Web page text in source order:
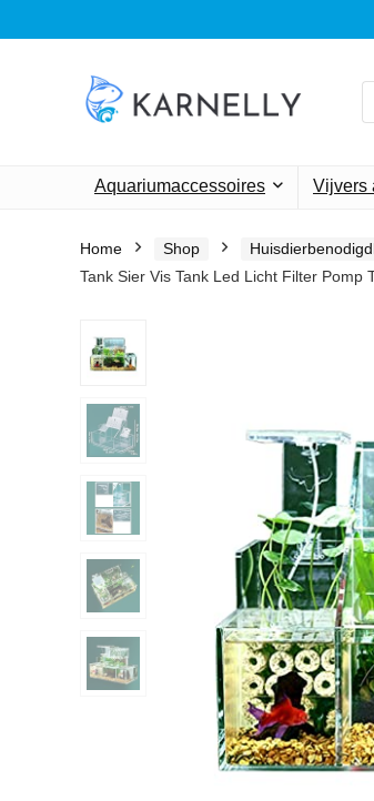
Aquariumaccessoires Vijvers
Home Shop
Tank Sier Vis Tank Led Licht Filter Pomp